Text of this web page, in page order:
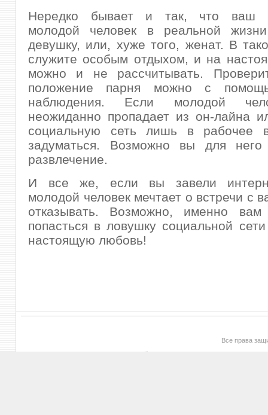
Нередко бывает и так, что ваш
молодой человек в реальной
девушку, или, хуже того, женат. В
служите особым отдыхом, и на
можно и не рассчитывать.
положение парня можно с
наблюдения. Если молодой
неожиданно пропадает из он-лайна
социальную сеть лишь в рабочее
задуматься. Возможно вы для
развлечение.
И все же, если вы завели
молодой человек мечтает о встречи с
отказывать. Возможно, именно
попасться в ловушку социальной
настоящую любовь!
Все права